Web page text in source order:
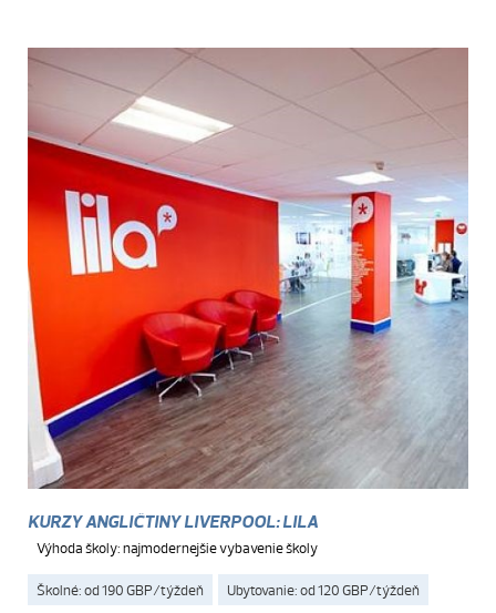
KURZY ANGLIČTINY LIVERPOOL: LILA
Výhoda školy: najmodernejšie vybavenie školy
Školné: od 190 GBP/týždeň Ubytovanie: od 120 GBP/týždeň